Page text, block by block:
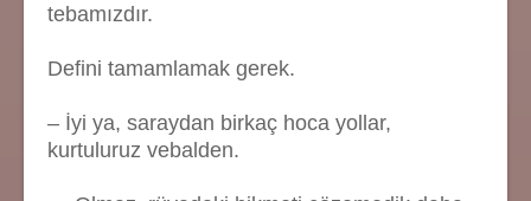
tebamızdır.
Defini tamamlamak gerek.
– İyi ya, saraydan birkaç hoca yollar,
kurtuluruz vebalden.